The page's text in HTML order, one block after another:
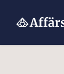
Hoppa
till